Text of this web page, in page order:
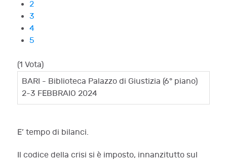
2
3
4
5
(1 Vota)
BARI - Biblioteca Palazzo di Giustizia (6° piano)
2-3 FEBBRAIO 2024
E’ tempo di bilanci.
Il codice della crisi si è imposto, innanzitutto sul